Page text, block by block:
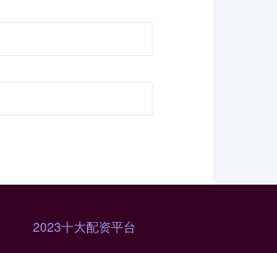
2023十大配资平台